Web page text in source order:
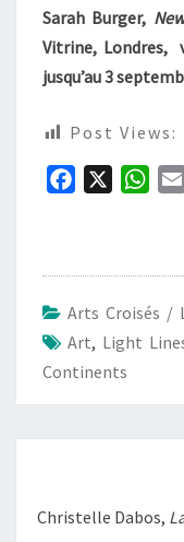
Sarah Burger,
Vitrine, Londres,
jusqu’au 3
Post Views:
o
o
k
W
A
p
Arts Croisés /
Art, Light
Continents
Christelle Dabos,